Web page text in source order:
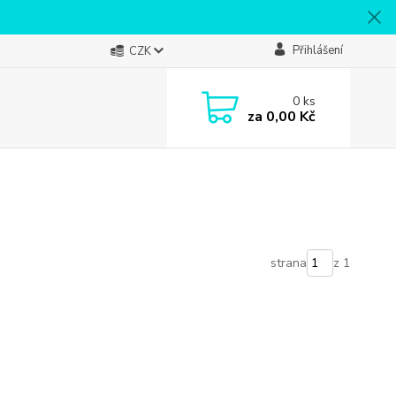
CZK Přihlášení
0ks
za 0,00 Kč
strana z 1